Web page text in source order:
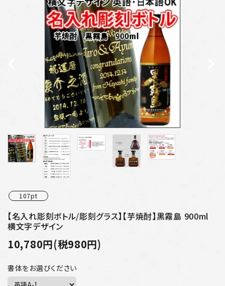
お支払方法
プライバシーポリシー
特定商取引法について
お問い合わせ
107pt
【名入れ彫刻ボトル/彫刻グラス】【芋焼酎】黒霧島 900ml
横文字デザイン
10,780円(税980円)
書体をお選びください